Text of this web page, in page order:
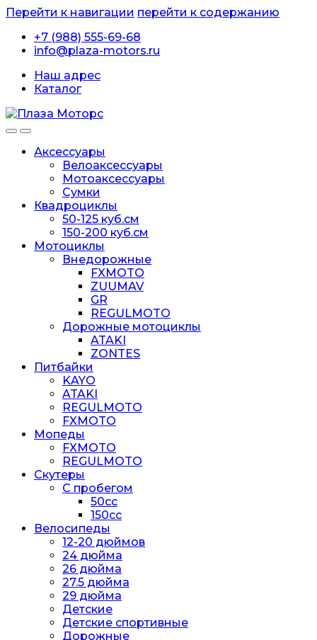
Перейти к навигации перейти к содержанию
+7 (988) 555-69-68
info@plaza-motors.ru
Наш адрес
Каталог
Аксессуары
Велоаксессуары
Мотоаксессуары
Сумки
Квадроциклы
50-125 куб.см
150-200 куб.см
Мотоциклы
Внедорожные
FXMOTO
ZUUMAV
GR
REGULMOTO
Дорожные мотоциклы
ATAKI
ZONTES
Питбайки
KAYO
ATAKI
REGULMOTO
FXMOTO
Мопеды
FXMOTO
REGULMOTO
Скутеры
С пробегом
50cc
150cc
Велосипеды
12-20 дюймов
24 дюйма
26 дюйма
27.5 дюйма
29 дюйма
Детские
Детские спортивные
Дорожные